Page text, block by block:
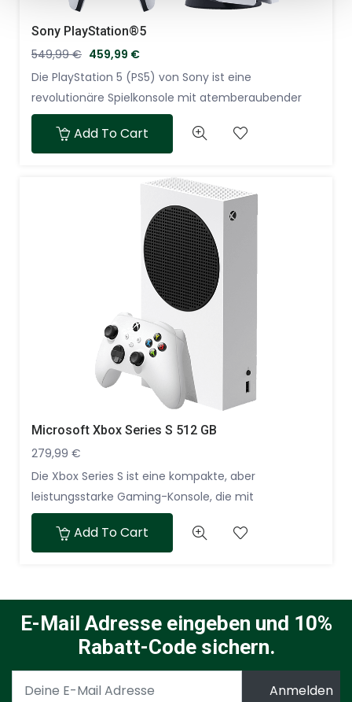
Sony PlayStation®5
549,99€ 459,99 €
Die PlayStation 5 (PS5) von Sony ist eine
revolutionäre Spielkonsole mit atemberaubender
Grafik und ultraschneller SSD für ein immersives
Gaming-Erlebnis. Mit exklusiven Spielen, adaptivem
Controller und variabler Bildwiederholrate bietet die
PS5 eine unvergleichliche Spielerfahrung, die Gamer
Add To Cart
Microsoft Xbox Series S 512 GB
279,99 €
Die Xbox Series S ist eine kompakte, aber
leistungsstarke Gaming-Konsole, die mit
beeindruckender Grafik, schnellen Ladezeiten und
nahtloser Integration in die Xbox-Welt ein
grenzenloses Gaming-Vergnügen mit der Xbox
Series S.
Add To Cart
E-Mail Adresse eingeben und 10%
Rabatt-Code sichern.